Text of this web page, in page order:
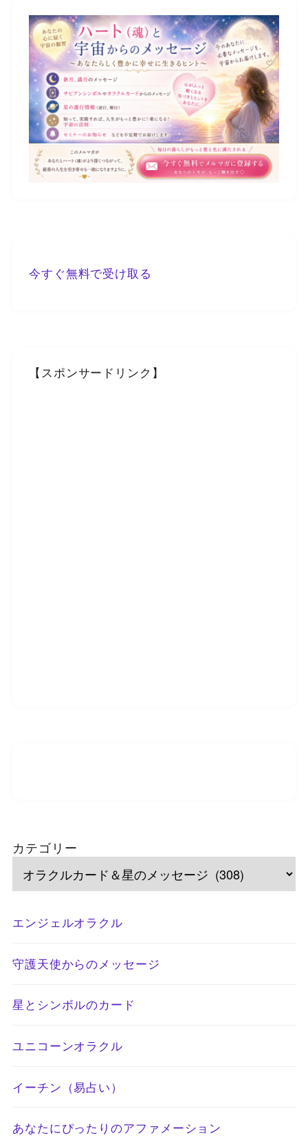
今すぐ無料で受け取る
【スポンサードリンク】
カテゴリー
エンジェルオラクル
守護天使からのメッセージ
星とシンボルのカード
ユニコーンオラクル
イーチン（易占い）
あなたにぴったりのアファメーション